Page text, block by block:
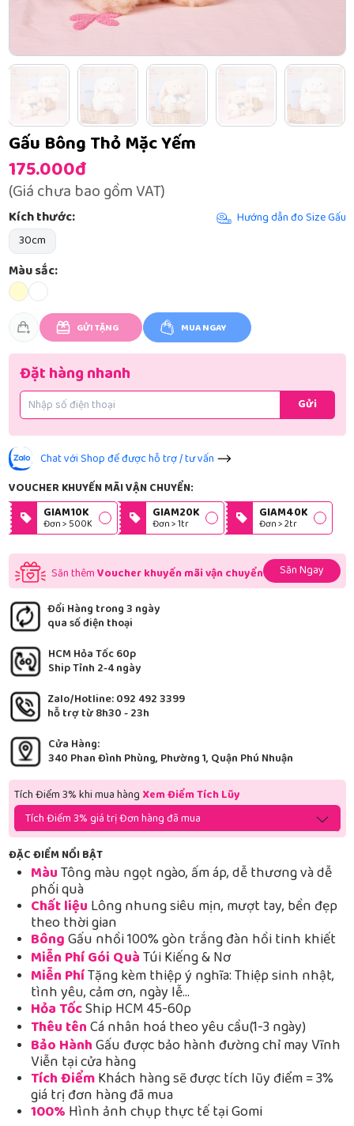
Gấu Bông Thỏ Mặc Yếm
175.000đ
(Giá chưa bao gồm VAT)
Kích thước:
Hướng dẫn đo Size Gấu
30cm
Màu sắc:
GỬI TẶNG MUA NGAY
Đặt hàng nhanh
Gửi
Chat với Shop để được hỗ trợ / tư vấn
VOUCHER KHUYẾN MÃI VẬN CHUYỂN:
GIAM10K
Đơn > 500K
GIAM20K
Đơn > 1tr
GIAM40K
Đơn > 2tr
Săn thêmVoucher khuyến mãi vận chuyển Săn Ngay
Đổi Hàng trong 3 ngày
qua số điện thoại
HCM Hỏa Tốc 60p
Ship Tỉnh 2-4 ngày
Zalo/Hotline: 092 492 3399
hỗ trợ từ 8h30 - 23h
Cửa Hàng:
340 Phan Đình Phùng, Phường 1, Quận Phú Nhuận
Tích Điểm 3% khi mua hàng Xem Điểm Tích Lũy
Tích Điểm 3% giá trị Đơn hàng đã mua
ĐẶC ĐIỂM NỔI BẬT
MàuTông màu ngọt ngào, ấm áp, dễ thương và dễ
phối quà
Chất liệu Lông nhung siêu mịn, mượt tay, bền đẹp
theo thời gian
BôngGấu nhồi 100% gòn trắng đàn hồi tinh khiết
Miễn Phí Gói QuàTúi Kiếng & Nơ
Miễn PhíTặng kèm thiệp ý nghĩa: Thiệp sinh nhật,
tình yêu, cảm ơn, ngày lễ…
Hỏa TốcShip HCM 45-60p
Thêu tênCá nhân hoá theo yêu cầu(1-3 ngày)
Bảo HànhGấu được bảo hành đường chỉ may Vĩnh
Viễn tại cửa hàng
Tích ĐiểmKhách hàng sẽ được tích lũy điểm = 3%
giá trị đơn hàng đã mua
100% Hình ảnh chụp thực tế tại Gomi